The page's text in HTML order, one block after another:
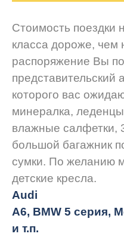
Стоимость поездки
класса дороже, чем
распоряжение Вы
представительский
которого вас
минералка,
влажные салфетки,
большой багажник
сумки. По желанию
детские кресла.
Audi
A6, BMW 5 серия,
и т.п.